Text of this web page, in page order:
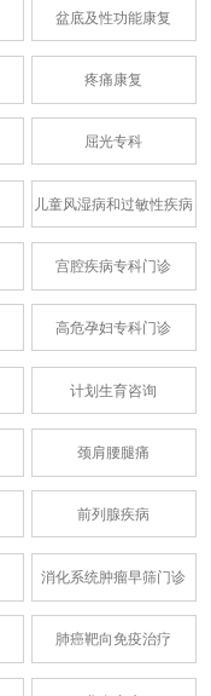
盆底及性功能康复
疼痛康复
屈光专科
儿童风湿病和过敏性疾病
宫腔疾病专科门诊
高危孕妇专科门诊
计划生育咨询
颈肩腰腿痛
前列腺疾病
消化系统肿瘤早筛门诊
肺癌靶向免疫治疗